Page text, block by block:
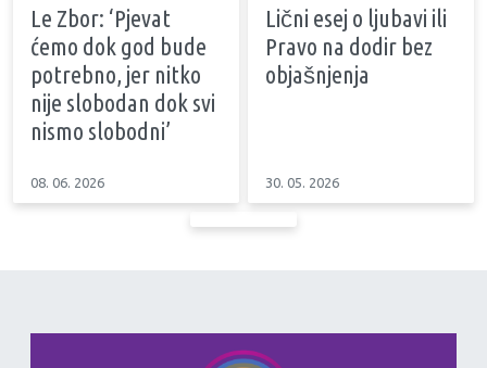
Le Zbor: ‘Pjevat
ćemo dok god bude
potrebno, jer nitko
nije slobodan dok svi
nismo slobodni’
08. 06. 2026
Lični esej o ljubavi ili
Pravo na dodir bez
objašnjenja
30. 05. 2026